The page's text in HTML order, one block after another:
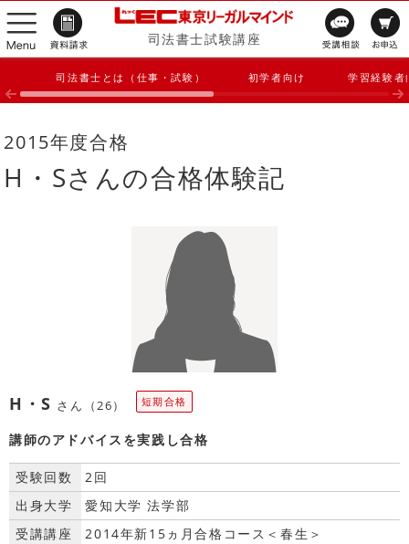
司法書士試験講座
司法書士とは（仕事・試験） 初学者向け 学習経験者
2015年度合格
H・Sさんの合格体験記
H・S さん（26） 短期合格
講師のアドバイスを実践し合格
受験回数
2回
出身大学
愛知大学 法学部
受講講座
2014年新15ヵ月合格コース＜春生＞